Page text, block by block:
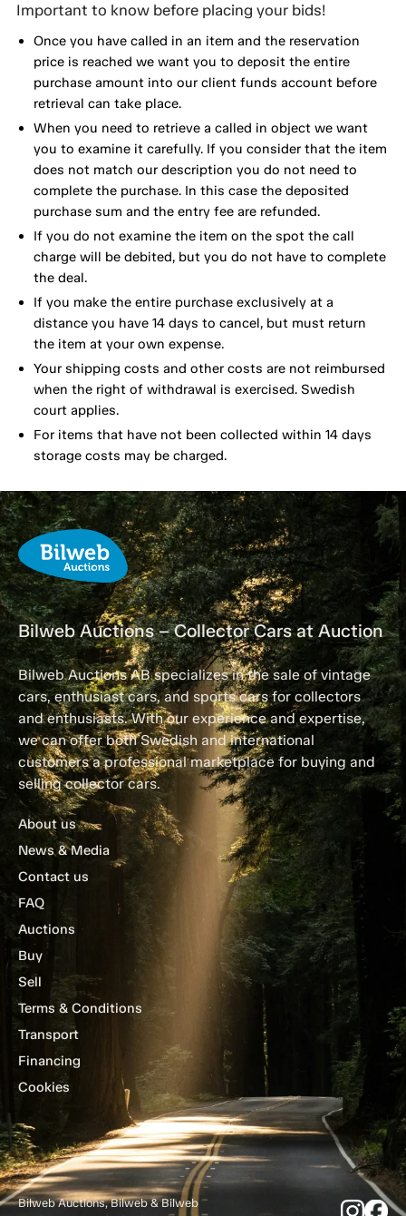
Important to know before placing your bids!
Once you have called in an item and the reservation
price is reached we want you to deposit the entire
purchase amount into our client funds account before
retrieval can take place.
When you need to retrieve a called in object we want
you to examine it carefully. If you consider that the item
does not match our description you do not need to
complete the purchase. In this case the deposited
purchase sum and the entry fee are refunded.
If you do not examine the item on the spot the call
charge will be debited, but you do not have to complete
the deal.
If you make the entire purchase exclusively at a
distance you have 14 days to cancel, but must return
the item at your own expense.
Your shipping costs and other costs are not reimbursed
when the right of withdrawal is exercised. Swedish
court applies.
For items that have not been collected within 14 days
storage costs may be charged.
Bilweb Auctions – Collector Cars at Auction
Bilweb Auctions AB specializes in the sale of vintage
cars, enthusiast cars, and sports cars for collectors
and enthusiasts. With our experience and expertise,
we can offer both Swedish and international
customers a professional marketplace for buying and
selling collector cars.
About us
News & Media
Contact us
FAQ
Auctions
Buy
Sell
Terms & Conditions
Transport
Financing
Cookies
Bilweb Auctions, Bilweb & Bilweb